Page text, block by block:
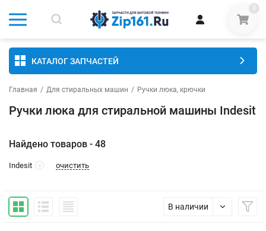
0
КАТАЛОГ ЗАПЧАСТЕЙ
Главная / Для стиральных машин / Ручки люка, крючки
Ручки люка для стиральной машины Indesit
Найдено товаров - 48
Indesit очистить
В наличии